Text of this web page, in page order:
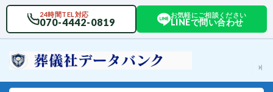
24時間TEL対応
070-4442-0819
お気軽にご相談ください
LINEで問い合わせ